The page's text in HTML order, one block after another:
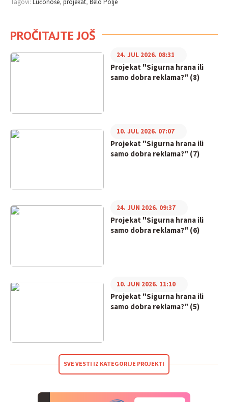
PROČITAJTE JOŠ
Projekat "Sigurna hrana ili
samo dobra reklama?" (8)
24. JUL 2026. 08:31
Projekat "Sigurna hrana ili
samo dobra reklama?" (7)
10. JUL 2026. 07:07
Projekat "Sigurna hrana ili
samo dobra reklama?" (6)
24. JUN 2026. 09:37
Projekat "Sigurna hrana ili
samo dobra reklama?" (5)
10. JUN 2026. 11:10
SVE VESTI IZ KATEGORIJE PROJEKTI